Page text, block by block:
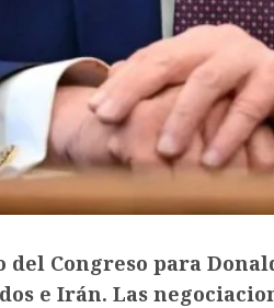
del Congreso para
e Irán. Las